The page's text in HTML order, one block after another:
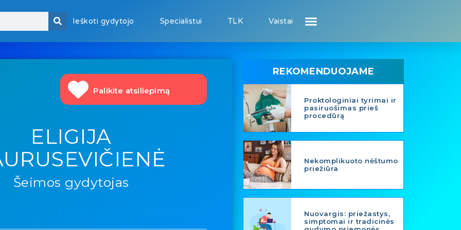
Ieškoti gydytojo Specialistui TLK Vaistai
Palikite atsiliepimą
ELIGIJA
Šeimos gydytojas
REKOMENDUOJAME
Proktologiniai tyrimai ir
pasiruošimas prieš
procedūrą
Nekomplikuoto nėštumo
priežiūra
Nuovargis: priežastys,
simptomai ir tradicinės